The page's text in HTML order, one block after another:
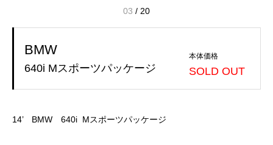
03 / 20
BMW
640i Mスポーツパッケージ
本体価格
SOLD OUT
14’ BMW 640i Mスポーツパッケージ